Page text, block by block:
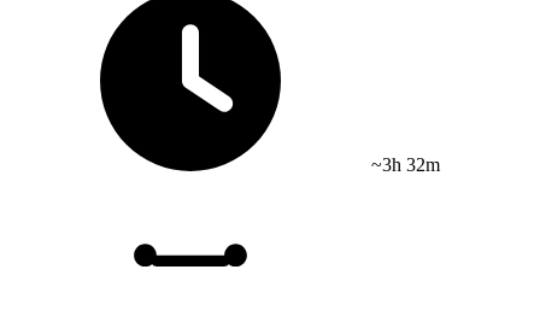
~3h 32m